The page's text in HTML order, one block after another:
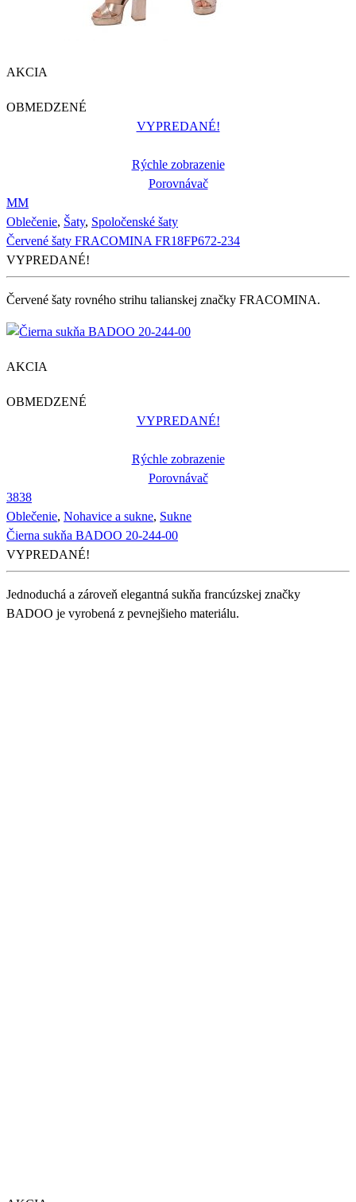
AKCIA
OBMEDZENÉ
VYPREDANÉ!
Rýchle zobrazenie
Porovnávač
MM
Oblečenie, Šaty, Spoločenské šaty
Červené šaty FRACOMINA FR18FP672-234
VYPREDANÉ!
Červené šaty rovného strihu talianskej značky FRACOMINA.
AKCIA
OBMEDZENÉ
VYPREDANÉ!
Rýchle zobrazenie
Porovnávač
3838
Oblečenie, Nohavice a sukne, Sukne
Čierna sukňa BADOO 20-244-00
VYPREDANÉ!
Jednoduchá a zároveň elegantná sukňa francúzskej značky
BADOO je vyrobená z pevnejšieho materiálu.